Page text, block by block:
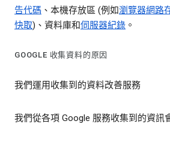
告代碼 、本機存放區 (例如瀏覽器網路
快取)、資料庫和伺服器紀錄 。
GOOGLE 收集資料的原因
我們運用收集到的資料改善服務
我們從各項 Google 服務收集到的資訊